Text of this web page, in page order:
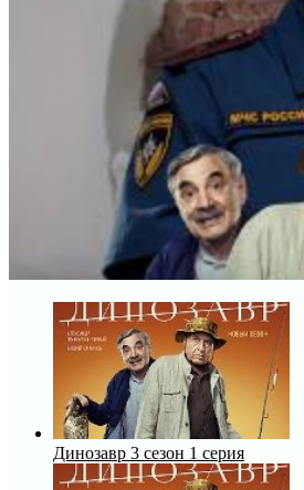
Динозавр 3 сезон 1 серия